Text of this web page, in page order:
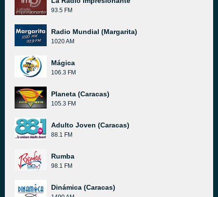
93.5 FM
Radio Mundial (Margarita)
1020 AM
Mágica
106.3 FM
Planeta (Caracas)
105.3 FM
Adulto Joven (Caracas)
88.1 FM
Rumba
98.1 FM
Dinámica (Caracas)